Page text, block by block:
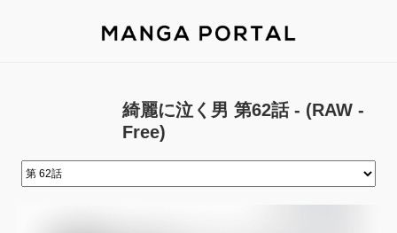
綺麗に泣く男 第62話 - (RAW -
Free)